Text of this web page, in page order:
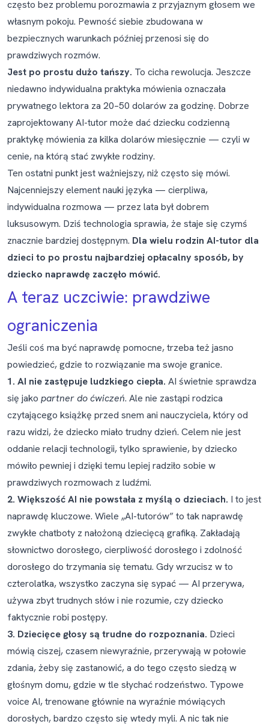
często bez problemu porozmawia z przyjaznym głosem we
własnym pokoju. Pewność siebie zbudowana w
bezpiecznych warunkach później przenosi się do
prawdziwych rozmów.
Jest po prostu dużo tańszy. To cicha rewolucja. Jeszcze
niedawno indywidualna praktyka mówienia oznaczała
prywatnego lektora za 20–50 dolarów za godzinę. Dobrze
zaprojektowany AI-tutor może dać dziecku codzienną
praktykę mówienia za kilka dolarów miesięcznie — czyli w
cenie, na którą stać zwykłe rodziny.
Ten ostatni punkt jest ważniejszy, niż często się mówi.
Najcenniejszy element nauki języka — cierpliwa,
indywidualna rozmowa — przez lata był dobrem
luksusowym. Dziś technologia sprawia, że staje się czymś
znacznie bardziej dostępnym. Dla wielu rodzin AI-tutor dla
dzieci to po prostu najbardziej opłacalny sposób, by
dziecko naprawdę zaczęło mówić.
A teraz uczciwie: prawdziwe
ograniczenia
Jeśli coś ma być naprawdę pomocne, trzeba też jasno
powiedzieć, gdzie to rozwiązanie ma swoje granice.
1. AI nie zastępuje ludzkiego ciepła. AI świetnie sprawdza
się jako partner do ćwiczeń. Ale nie zastąpi rodzica
czytającego książkę przed snem ani nauczyciela, który od
razu widzi, że dziecko miało trudny dzień. Celem nie jest
oddanie relacji technologii, tylko sprawienie, by dziecko
mówiło pewniej i dzięki temu lepiej radziło sobie w
prawdziwych rozmowach z ludźmi.
2. Większość AI nie powstała z myślą o dzieciach. I to jest
naprawdę kluczowe. Wiele „AI-tutorów” to tak naprawdę
zwykłe chatboty z nałożoną dziecięcą grafiką. Zakładają
słownictwo dorosłego, cierpliwość dorosłego i zdolność
dorosłego do trzymania się tematu. Gdy wrzucisz w to
czterolatka, wszystko zaczyna się sypać — AI przerywa,
używa zbyt trudnych słów i nie rozumie, czy dziecko
faktycznie robi postępy.
3. Dziecięce głosy są trudne do rozpoznania. Dzieci
mówią ciszej, czasem niewyraźnie, przerywają w połowie
zdania, żeby się zastanowić, a do tego często siedzą w
głośnym domu, gdzie w tle słychać rodzeństwo. Typowe
voice AI, trenowane głównie na wyraźnie mówiących
dorosłych, bardzo często się wtedy myli. A nic tak nie